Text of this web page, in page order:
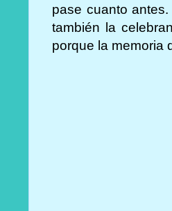
pase cuanto
también la
porque la memoria